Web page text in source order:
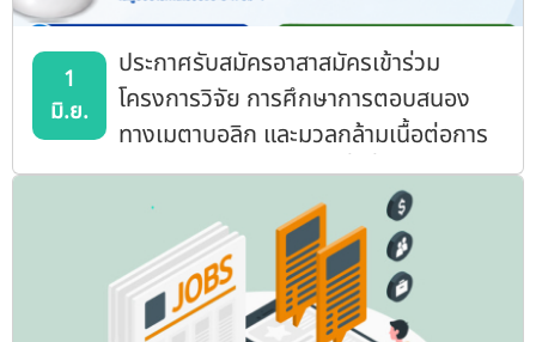
1
มิ.ย.
ประกาศรับสมัครอาสาสมัครเข้าร่วม
โครงการวิจัย การศึกษาการตอบสนอง
ทางเมตาบอลิก และมวลกล้ามเนื้อต่อการ
รับประทานอาหารโปรดีนต่ำที่ใช้ผลิตภัณฑ์
จากพืชในผู้ป่วยโรคไตเรื้อรังระยะที่ 3b-4